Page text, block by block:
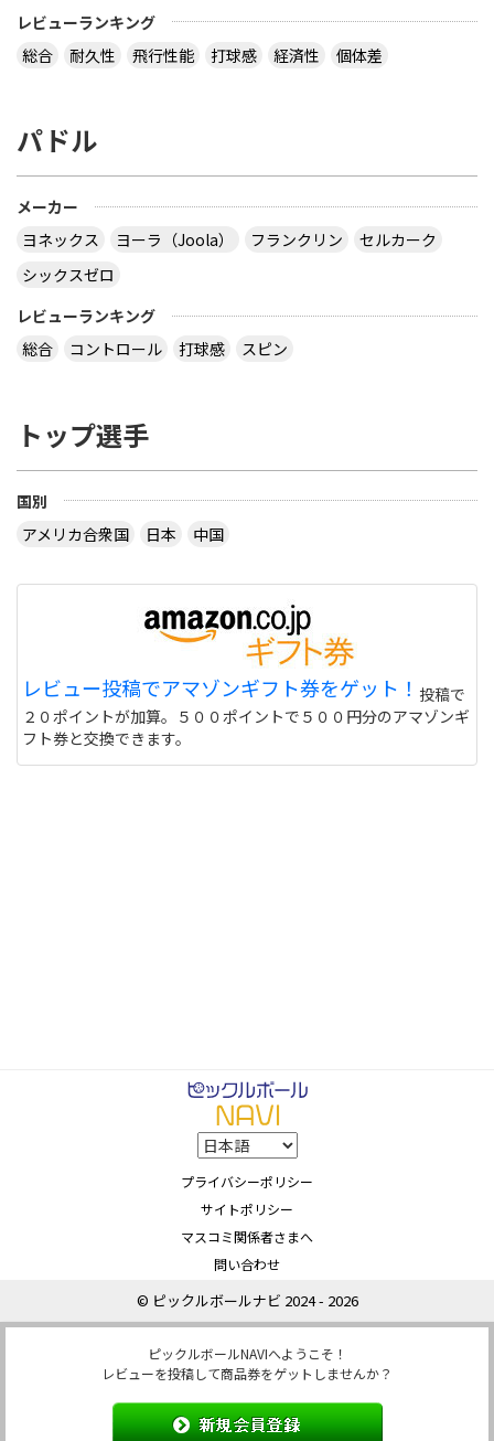
レビューランキング
総合
耐久性 飛行性能 打球感 経済性 個体差
パドル
メーカー
ヨネックス
ヨーラ（Joola） フランクリン
セルカーク
シックスゼロ
レビューランキング
総合
コントロール 打球感 スピン
トップ選手
国別
アメリカ合衆国
日本 中国
レビュー投稿でアマゾンギフト券をゲット！ 投稿で
２０ポイントが加算。５００ポイントで５００円分のアマゾンギ
フト券と交換できます。
プライバシーポリシー
サイトポリシー
マスコミ関係者さまへ
問い合わせ
© ピックルボールナビ 2024 - 2026
ピックルボールNAVIへようこそ！
レビューを投稿して商品券をゲットしませんか？